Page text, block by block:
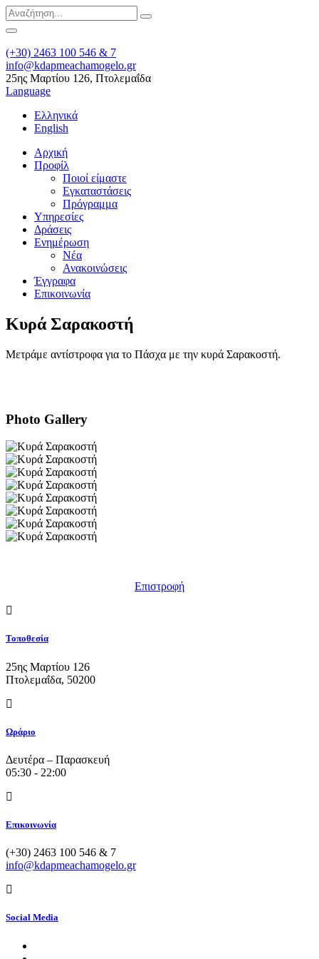
(+30) 2463 100 546 & 7
info@kdapmeachamogelo.gr
25ης Μαρτίου 126, Πτολεμαΐδα
Language
Ελληνικά
English
Αρχική
Προφίλ
Ποιοί είμαστε
Εγκαταστάσεις
Πρόγραμμα
Υπηρεσίες
Δράσεις
Ενημέρωση
Νέα
Ανακοινώσεις
Έγγραφα
Επικοινωνία
Κυρά Σαρακοστή
Μετράμε αντίστροφα για το Πάσχα με την κυρά Σαρακοστή.
Photo Gallery
Επιστροφή
Τοποθεσία
25ης Μαρτίου 126
Πτολεμαΐδα, 50200
Ωράριο
Δευτέρα – Παρασκευή
05:30 - 22:00
Επικοινωνία
(+30) 2463 100 546 & 7
info@kdapmeachamogelo.gr
Social Media